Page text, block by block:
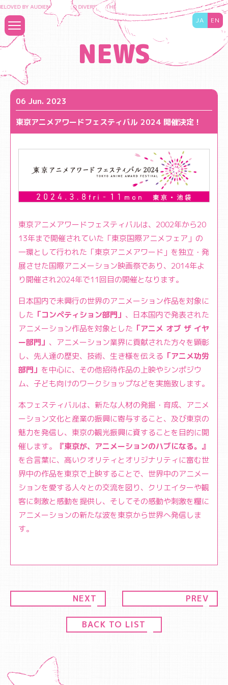
BY AUDIENCES TO DIVERSIFY THE CONTENT BUSINESS AND MAXIMIZE THE
JA EN
NEWS
06 Jun. 2023
東京アニメアワードフェスティバル 2024 開催決定！
東京アニメアワードフェスティバルは、2002年から20
13年まで開催されていた「東京国際アニメフェア」の
一環として行われた「東京アニメアワード」を独立・発
展させた国際アニメーション映画祭であり、2014年よ
り開催され2024年で11回目の開催となります。
日本国内で未興行の世界のアニメーション作品を対象に
した 「コンペティション部門」 、日本国内で発表された
アニメーション作品を対象とした 「アニメ オブ ザ イヤ
ー部門」 、アニメーション業界に貢献された方々を顕彰
し、先人達の歴史、技術、生き様を伝える 「アニメ功労
部門」 を中心に、その他招待作品の上映やシンポジウ
ム、子ども向けのワークショップなどを実施致します。
本フェスティバルは、新たな人材の発掘・育成、アニメ
ーション文化と産業の振興に寄与すること、及び東京の
魅力を発信し、東京の観光振興に資することを目的に開
催します。
『東京が、アニメーションのハブになる。』
を合言葉に、高いクオリティとオリジナリティに富む世
界中の作品を東京で上映することで、世界中のアニメー
ションを愛する人々との交流を図り、クリエイターや観
客に刺激と感動を提供し、そしてその感動や刺激を糧に
アニメーションの新たな波を東京から世界へ発信しま
す。
NEXT PREV
BACK TO LIST